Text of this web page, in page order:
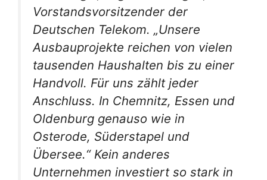
Vorstandsvorsitzender der
Deutschen Telekom. „Unsere
Ausbauprojekte reichen von vielen
tausenden Haushalten bis zu einer
Handvoll. Für uns zählt jeder
Anschluss. In Chemnitz, Essen und
Oldenburg genauso wie in
Osterode, Süderstapel und
Übersee.“ Kein anderes
Unternehmen investiert so stark in